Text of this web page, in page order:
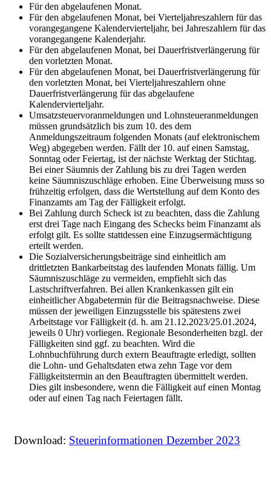
Für den abgelaufenen Monat.
Für den abgelaufenen Monat, bei Vierteljahreszahlern für das
vorangegangene Kalendervierteljahr, bei Jahreszahlern für das
vorangegangene Kalenderjahr.
Für den abgelaufenen Monat, bei Dauerfristverlängerung für
den vorletzten Monat.
Für den abgelaufenen Monat, bei Dauerfristverlängerung für
den vorletzten Monat, bei Vierteljahreszahlern ohne
Dauerfristverlängerung für das abgelaufene
Kalendervierteljahr.
Umsatzsteuervoranmeldungen und Lohnsteueranmeldungen
müssen grundsätzlich bis zum 10. des dem
Anmeldungszeitraum folgenden Monats (auf elektronischem
Weg) abgegeben werden. Fällt der 10. auf einen Samstag,
Sonntag oder Feiertag, ist der nächste Werktag der Stichtag.
Bei einer Säumnis der Zahlung bis zu drei Tagen werden
keine Säumniszuschläge erhoben. Eine Überweisung muss so
frühzeitig erfolgen, dass die Wertstellung auf dem Konto des
Finanzamts am Tag der Fälligkeit erfolgt.
Bei Zahlung durch Scheck ist zu beachten, dass die Zahlung
erst drei Tage nach Eingang des Schecks beim Finanzamt als
erfolgt gilt. Es sollte stattdessen eine Einzugsermächtigung
erteilt werden.
Die Sozialversicherungsbeiträge sind einheitlich am
drittletzten Bankarbeitstag des laufenden Monats fällig. Um
Säumniszuschläge zu vermeiden, empfiehlt sich das
Lastschriftverfahren. Bei allen Krankenkassen gilt ein
einheitlicher Abgabetermin für die Beitragsnachweise. Diese
müssen der jeweiligen Einzugsstelle bis spätestens zwei
Arbeitstage vor Fälligkeit (d. h. am 21.12.2023/25.01.2024,
jeweils 0 Uhr) vorliegen. Regionale Besonderheiten bzgl. der
Fälligkeiten sind ggf. zu beachten. Wird die
Lohnbuchführung durch extern Beauftragte erledigt, sollten
die Lohn- und Gehaltsdaten etwa zehn Tage vor dem
Fälligkeitstermin an den Beauftragten übermittelt werden.
Dies gilt insbesondere, wenn die Fälligkeit auf einen Montag
oder auf einen Tag nach Feiertagen fällt.
Download: Steuerinformationen Dezember 2023